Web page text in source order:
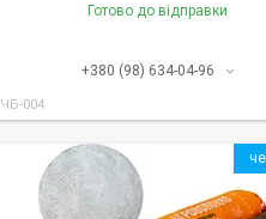
Готово до відправки
+380 (98) 634-04-96
ЧБ-004